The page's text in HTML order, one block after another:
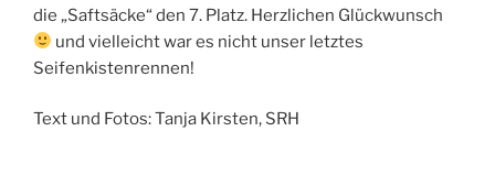
die „Saftsäcke“ den 7. Platz. Herzlichen Glückwunsch
und vielleicht war es nicht unser letztes
Seifenkistenrennen!
Text und Fotos: Tanja Kirsten, SRH